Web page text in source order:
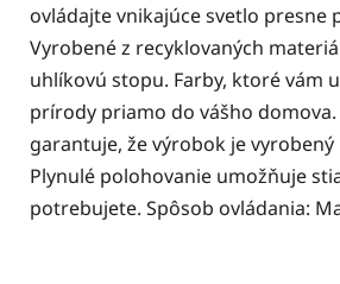
ovládajte vnikajúce svetlo presne
Vyrobené z recyklovaných
uhlíkovú stopu. Farby, ktoré vám
prírody priamo do vášho domova.
garantuje, že výrobok je
Plynulé polohovanie umožňuje
potrebujete. Spôsob ovládania: